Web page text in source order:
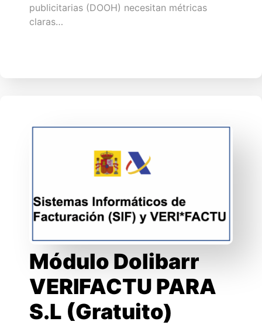
publicitarias (DOOH) necesitan métricas
claras…
Módulo Dolibarr
VERIFACTU PARA
S.L (Gratuito)